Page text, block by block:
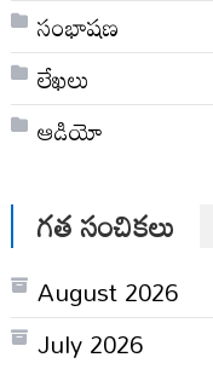
సంభాషణ
లేఖలు
ఆడియో
గత సంచికలు
August 2026
July 2026